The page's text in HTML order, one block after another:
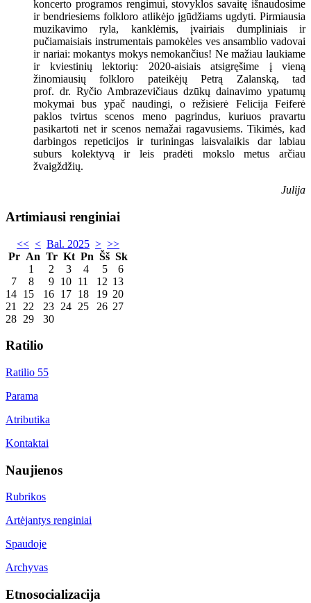
koncerto programos rengimui, stovyklos savaitę išnaudosime
ir bendriesiems folkloro atlikėjo įgūdžiams ugdyti. Pirmiausia
muzikavimo ryla, kanklėmis, įvairiais dumpliniais ir
pučiamaisiais instrumentais pamokėles ves ansamblio vadovai
ir nariai: mokantys mokys nemokančius! Ne mažiau laukiame
ir kviestinių lektorių: 2020-aisiais atsigręšime į vieną
žinomiausių folkloro pateikėjų Petrą Zalanską, tad
prof. dr. Ryčio Ambrazevičiaus dzūkų dainavimo ypatumų
mokymai bus ypač naudingi, o režisierė Felicija Feiferė
paklos tvirtus scenos meno pagrindus, kuriuos pravartu
pasikartoti net ir scenos nemažai ragavusiems. Tikimės, kad
darbingos repeticijos ir turiningas laisvalaikis dar labiau
suburs kolektyvą ir leis pradėti mokslo metus arčiau
žvaigždžių.
Julija
Artimiausi renginiai
<< < Bal. 2025 > >>
Pr An Tr Kt Pn Šš Sk
1
2 3 4 5
6
7
8 9 10 11 12 13
14 15 16 17 18 19 20
21
22 23 24 25 26 27
28 29 30
Ratilio
Ratilio 55
Parama
Atributika
Kontaktai
Naujienos
Rubrikos
Artėjantys renginiai
Spaudoje
Archyvas
Etnosocializacija